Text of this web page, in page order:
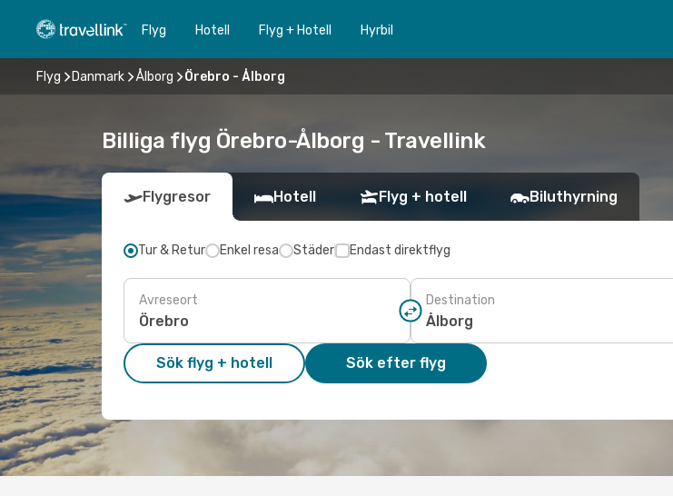
Flyg Hotell Flyg + Hotell Hyrbil
Flyg Danmark Ålborg Örebro - Ålborg
Billiga flyg Örebro-Ålborg - Travellink
Flygresor Hotell Flyg + hotell Biluthyrning
Tur & Retur Enkel resa Städer Endast direktflyg
Avreseort Destination
Sök flyg + hotell Sök efter flyg